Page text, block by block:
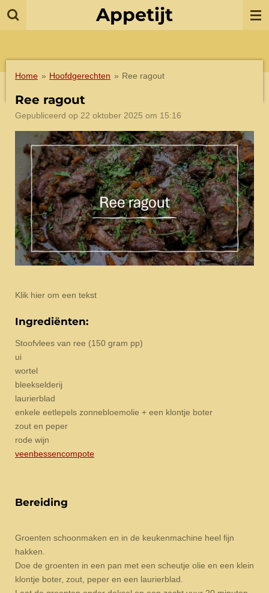
Ga
Appetijt
Home » Hoofdgerechten » Ree ragout
Ree ragout
Gepubliceerd op 22 oktober 2025 om 15:16
Klik hier om een tekst
Ingrediënten:
Stoofvlees van ree (150 gram pp)
ui
wortel
bleekselderij
laurierblad
enkele eetlepels zonnebloemolie + een klontje boter
zout en peper
rode wijn
veenbessencompote
Bereiding
Groenten schoonmaken en in de keukenmachine heel fijn
hakken.
Doe de groenten in een pan met een scheutje olie en een klein
klontje boter, zout, peper en een laurierblad.